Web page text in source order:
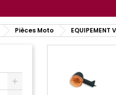
Pièces Moto EQUIPEMENT